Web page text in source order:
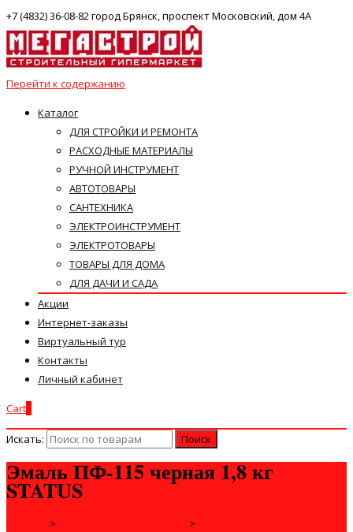
+7 (4832) 36-08-82 город Брянск, проспект Московский, дом 4А
Перейти к содержанию
Каталог
ДЛЯ СТРОЙКИ И РЕМОНТА
РАСХОДНЫЕ МАТЕРИАЛЫ
РУЧНОЙ ИНСТРУМЕНТ
АВТОТОВАРЫ
САНТЕХНИКА
ЭЛЕКТРОИНСТРУМЕНТ
ЭЛЕКТРОТОВАРЫ
ТОВАРЫ ДЛЯ ДОМА
ДЛЯ ДАЧИ И САДА
Акции
Интернет-заказы
Виртуальный тур
Контакты
Личный кабинет
Cart
Искать:
Эмаль ПФ-115 черная 1,8 кг
STATUS
> >